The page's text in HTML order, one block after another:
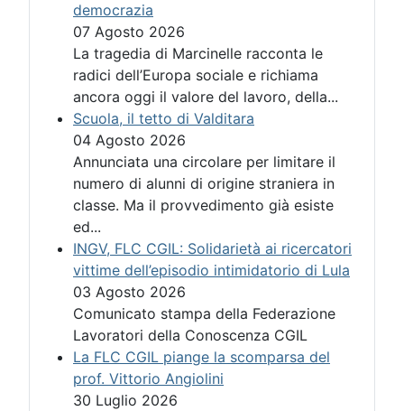
democrazia
07 Agosto 2026
La tragedia di Marcinelle racconta le
radici dell’Europa sociale e richiama
ancora oggi il valore del lavoro, della...
Scuola, il tetto di Valditara
04 Agosto 2026
Annunciata una circolare per limitare il
numero di alunni di origine straniera in
classe. Ma il provvedimento già esiste
ed...
INGV, FLC CGIL: Solidarietà ai ricercatori
vittime dell’episodio intimidatorio di Lula
03 Agosto 2026
Comunicato stampa della Federazione
Lavoratori della Conoscenza CGIL
La FLC CGIL piange la scomparsa del
prof. Vittorio Angiolini
30 Luglio 2026